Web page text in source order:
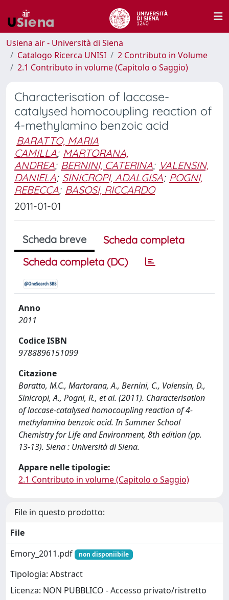
Usiena air - Università di Siena
Catalogo Ricerca UNISI
2 Contributo in Volume
2.1 Contributo in volume (Capitolo o Saggio)
Characterisation of laccase-
catalysed homocoupling reaction of
4-methylamino benzoic acid
BARATTO, MARIA
CAMILLA; MARTORANA,
ANDREA; BERNINI, CATERINA; VALENSIN,
DANIELA; SINICROPI, ADALGISA; POGNI,
REBECCA; BASOSI, RICCARDO
2011-01-01
Scheda breve
Scheda completa
Scheda completa (DC)
Anno
2011
Codice ISBN
9788896151099
Citazione
Baratto, M.C., Martorana, A., Bernini, C., Valensin, D.,
Sinicropi, A., Pogni, R., et al. (2011). Characterisation
of laccase-catalysed homocoupling reaction of 4-
methylamino benzoic acid. In Summer School
Chemistry for Life and Environment, 8th edition (pp.
13-13). Siena : Università di Siena.
Appare nelle tipologie:
2.1 Contributo in volume (Capitolo o Saggio)
File in questo prodotto:
File
Emory_2011.pdf
non disponiibile
Tipologia: Abstract
Licenza: NON PUBBLICO - Accesso privato/ristretto